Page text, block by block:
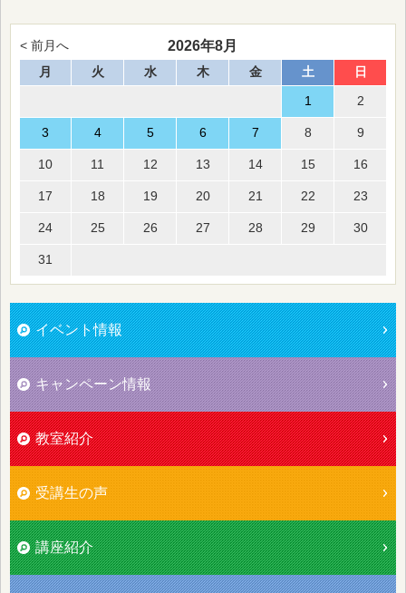
< 前月へ 2026年8月
月 火 水 木 金 土 日
1 2
3 4 5 6 7 8 9
10 11 12 13 14 15 16
17 18 19 20 21 22 23
24 25 26 27 28 29 30
31
イベント情報
キャンペーン情報
教室紹介
受講生の声
講座紹介